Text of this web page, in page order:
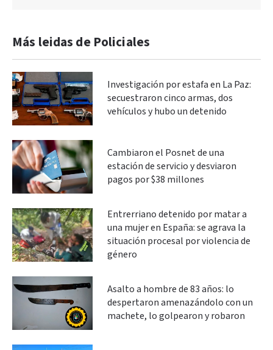
Más leidas de Policiales
Investigación por estafa en La Paz:
secuestraron cinco armas, dos
vehículos y hubo un detenido
Cambiaron el Posnet de una
estación de servicio y desviaron
pagos por $38 millones
Entrerriano detenido por matar a
una mujer en España: se agrava la
situación procesal por violencia de
género
Asalto a hombre de 83 años: lo
despertaron amenazándolo con un
machete, lo golpearon y robaron